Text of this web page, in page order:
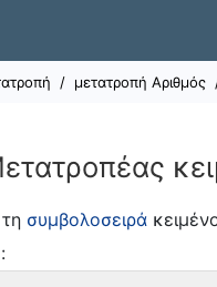
/ μετατροπή Αριθμός
συμβολοσειρά
: